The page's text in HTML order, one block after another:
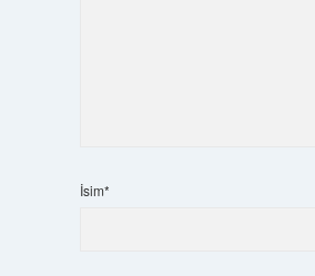
İsim*